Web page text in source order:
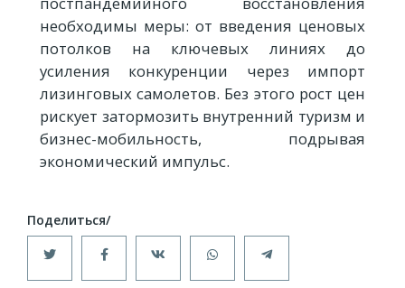
необходимы меры: от введения ценовых
потолков на ключевых линиях до
усиления конкуренции через импорт
лизинговых самолетов. Без этого рост цен
рискует затормозить внутренний туризм и
бизнес-мобильность, подрывая
экономический импульс.